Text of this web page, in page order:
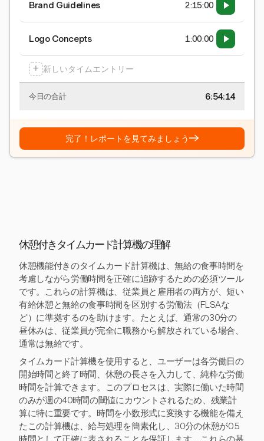
Brand Guidelines 2:15:00
Logo Concepts 1:00:00
+ 新しいタイムエントリー
今日の合計 6:54:15
完了！レポートを見てみましょう→
休憩付きタイムカード計算機の理解
休憩機能付きのタイムカード計算機は、無給の食事時間を
考慮しながら労働時間を正確に追跡するための必須ツール
です。これらの計算機は、従業員と雇用者の両方が、短い
有給休憩と無給の食事時間を区別する労働法（FLSAな
ど）に準拠するのを助けます。たとえば、通常の30分の
昼休みは、従業員が完全に職務から解放されている場合、
通常は無給です。
タイムカード計算機を使用すると、ユーザーは各労働日の
開始時間と終了時間、休憩の長さを入力して、純粋な労働
時間を計算できます。このプロセスは、実際に働いた時間
のみが週の40時間の閾値にカウントされるため、残業計
算に特に重要です。時間を小数形式に変換する機能を備え
たこの計算機は、給与処理を簡素化し、30分の休憩が0.5